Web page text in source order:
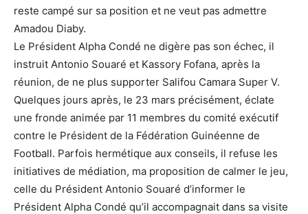
reste campé sur sa position et ne veut pas admettre
Amadou Diaby.
Le Président Alpha Condé ne digère pas son échec, il
instruit Antonio Souaré et Kassory Fofana, après la
réunion, de ne plus supporter Salifou Camara Super V.
Quelques jours après, le 23 mars précisément, éclate
une fronde animée par 11 membres du comité exécutif
contre le Président de la Fédération Guinéenne de
Football. Parfois hermétique aux conseils, il refuse les
initiatives de médiation, ma proposition de calmer le jeu,
celle du Président Antonio Souaré d’informer le
Président Alpha Condé qu’il accompagnait dans sa visite